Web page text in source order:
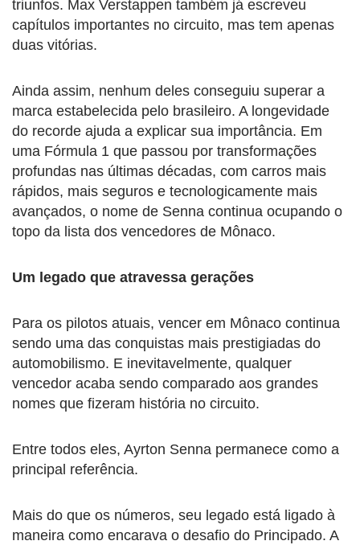
triunfos. Max Verstappen também já escreveu
capítulos importantes no circuito, mas tem apenas
duas vitórias.
Ainda assim, nenhum deles conseguiu superar a
marca estabelecida pelo brasileiro. A longevidade
do recorde ajuda a explicar sua importância. Em
uma Fórmula 1 que passou por transformações
profundas nas últimas décadas, com carros mais
rápidos, mais seguros e tecnologicamente mais
avançados, o nome de Senna continua ocupando o
topo da lista dos vencedores de Mônaco.
Um legado que atravessa gerações
Para os pilotos atuais, vencer em Mônaco continua
sendo uma das conquistas mais prestigiadas do
automobilismo. E inevitavelmente, qualquer
vencedor acaba sendo comparado aos grandes
nomes que fizeram história no circuito.
Entre todos eles, Ayrton Senna permanece como a
principal referência.
Mais do que os números, seu legado está ligado à
maneira como encarava o desafio do Principado. A